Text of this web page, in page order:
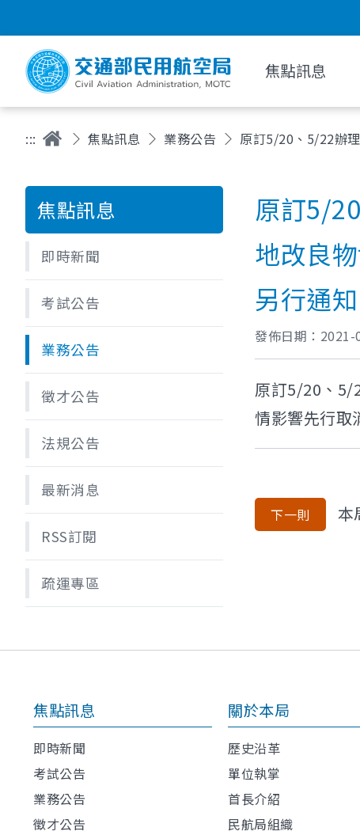
焦點訊息
::: 焦點訊息 業務公告 原訂5/20、5/22辦
焦點訊息
即時新聞
考試公告
業務公告
徵才公告
法規公告
最新消息
RSS訂閱
疏運專區
原訂5/
地改良
另行通知
發佈日期： 2021-
原訂5/20、5/
情影響先行取
下一則 本
焦點訊息
即時新聞
考試公告
業務公告
徵才公告
關於本局
歷史沿革
單位執掌
首長介紹
民航局組織